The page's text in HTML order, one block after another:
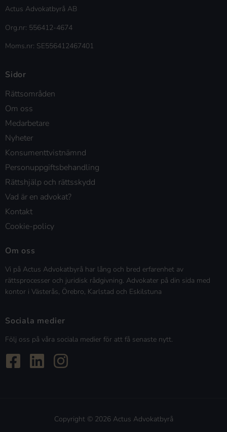
Actus Advokatbyrå AB
Org.nr: 556412-4674
Moms.nr: SE556412467401
Sidor
Rättsområden
Om oss
Medarbetare
Nyheter
Konsumenttvistnämnd
Personuppgiftsbehandling
Rättshjälp och rättsskydd
Vad är en advokat?
Kontakt
Cookie-policy
Om oss
Vi på Actus Advokatbyrå har lång och bred erfarenhet av
rättsprocesser och juridisk rådgivning. Advokater på din sida med
kontor i Västerås, Örebro, Karlstad och Eskilstuna
Sociala medier
Följ oss på våra sociala medier för att få senaste nytt.
Copyright © 2026 Actus Advokatbyrå